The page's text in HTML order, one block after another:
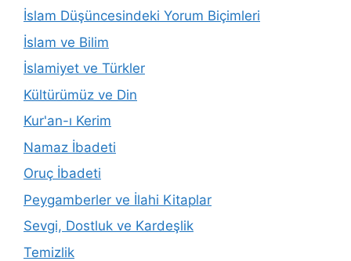
İslam Düşüncesindeki Yorum Biçimleri
İslam ve Bilim
İslamiyet ve Türkler
Kültürümüz ve Din
Kur'an-ı Kerim
Namaz İbadeti
Oruç İbadeti
Peygamberler ve İlahi Kitaplar
Sevgi, Dostluk ve Kardeşlik
Temizlik